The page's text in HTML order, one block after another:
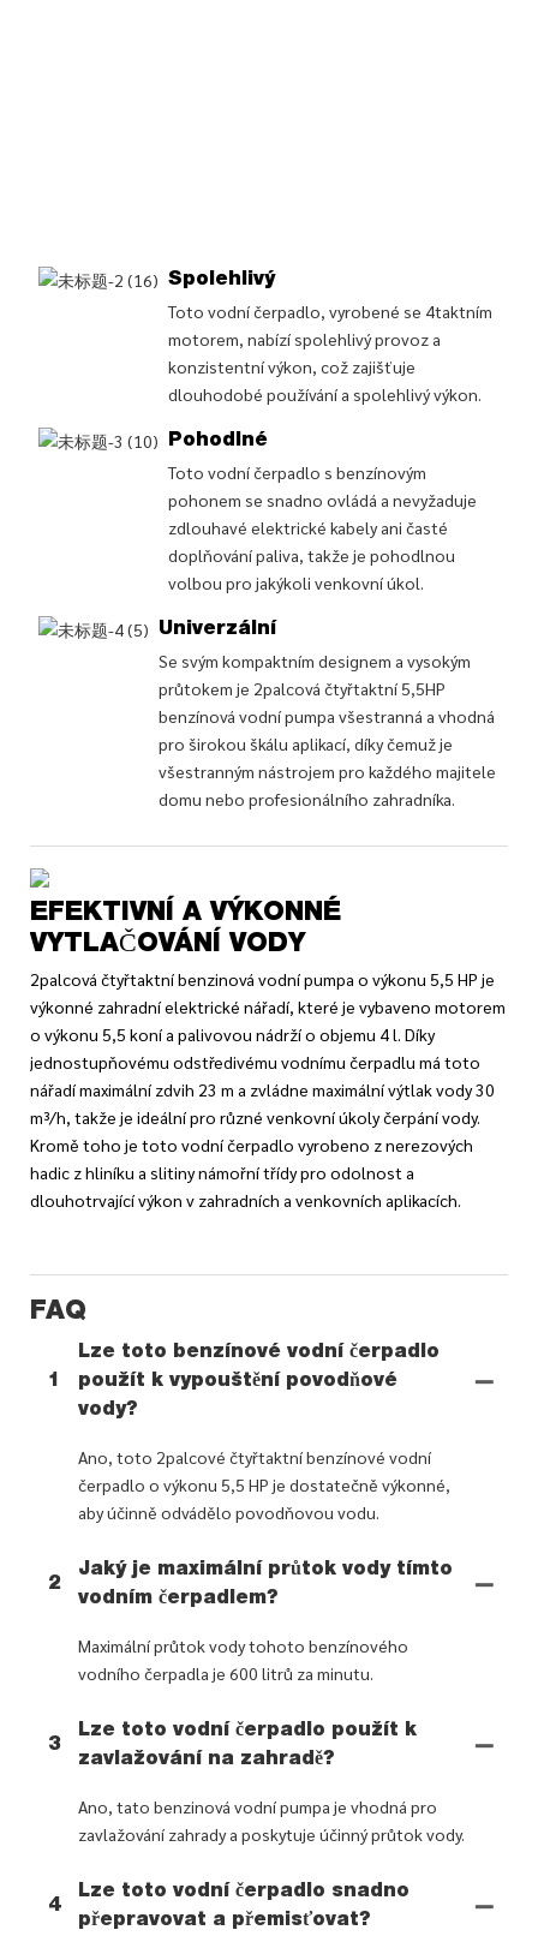
Spolehlivý
Toto vodní čerpadlo, vyrobené se 4taktním
motorem, nabízí spolehlivý provoz a
konzistentní výkon, což zajišťuje
dlouhodobé používání a spolehlivý výkon.
Pohodlné
Toto vodní čerpadlo s benzínovým
pohonem se snadno ovládá a nevyžaduje
zdlouhavé elektrické kabely ani časté
doplňování paliva, takže je pohodlnou
volbou pro jakýkoli venkovní úkol.
Univerzální
Se svým kompaktním designem a vysokým
průtokem je 2palcová čtyřtaktní 5,5HP
benzínová vodní pumpa všestranná a vhodná
pro širokou škálu aplikací, díky čemuž je
všestranným nástrojem pro každého majitele
domu nebo profesionálního zahradníka.
EFEKTIVNÍ A VÝKONNÉ
VYTLAČOVÁNÍ VODY
2palcová čtyřtaktní benzinová vodní pumpa o výkonu 5,5 HP je
výkonné zahradní elektrické nářadí, které je vybaveno motorem
o výkonu 5,5 koní a palivovou nádrží o objemu 4 l. Díky
jednostupňovému odstředivému vodnímu čerpadlu má toto
nářadí maximální zdvih 23 m a zvládne maximální výtlak vody 30
m³/h, takže je ideální pro různé venkovní úkoly čerpání vody.
Kromě toho je toto vodní čerpadlo vyrobeno z nerezových
hadic z hliníku a slitiny námořní třídy pro odolnost a
dlouhotrvající výkon v zahradních a venkovních aplikacích.
FAQ
1
Lze toto benzínové vodní čerpadlo
použít k vypouštění povodňové
vody?
Ano, toto 2palcové čtyřtaktní benzínové vodní
čerpadlo o výkonu 5,5 HP je dostatečně výkonné,
aby účinně odvádělo povodňovou vodu.
2
Jaký je maximální průtok vody tímto
vodním čerpadlem?
Maximální průtok vody tohoto benzínového
vodního čerpadla je 600 litrů za minutu.
3
Lze toto vodní čerpadlo použít k
zavlažování na zahradě?
Ano, tato benzinová vodní pumpa je vhodná pro
zavlažování zahrady a poskytuje účinný průtok vody.
4
Lze toto vodní čerpadlo snadno
přepravovat a přemisťovat?